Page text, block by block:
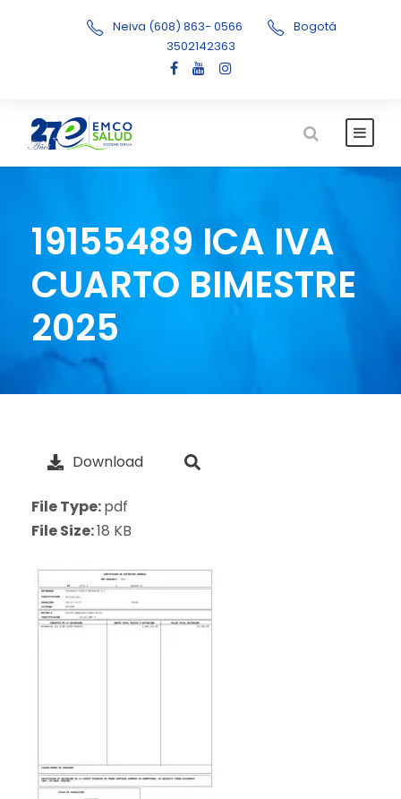
Neiva (608) 863- 0566
Bogotá
3502142363
19155489 ICA IVA
CUARTO BIMESTRE
2025
Download
File Type:pdf
File Size:18 KB